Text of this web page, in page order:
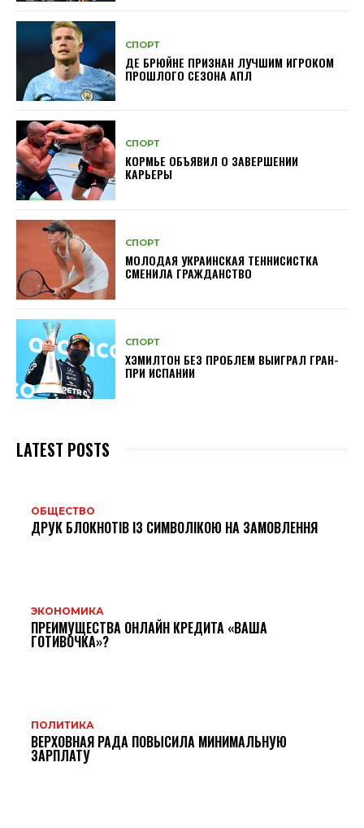
СПОРТ
ДЕ БРЮЙНЕ ПРИЗНАН ЛУЧШИМ ИГРОКОМ
ПРОШЛОГО СЕЗОНА АПЛ
СПОРТ
КОРМЬЕ ОБЪЯВИЛ О ЗАВЕРШЕНИИ
КАРЬЕРЫ
СПОРТ
МОЛОДАЯ УКРАИНСКАЯ ТЕННИСИСТКА
СМЕНИЛА ГРАЖДАНСТВО
СПОРТ
ХЭМИЛТОН БЕЗ ПРОБЛЕМ ВЫИГРАЛ ГРАН-
ПРИ ИСПАНИИ
LATEST POSTS
ОБЩЕСТВО
ДРУК БЛОКНОТІВ ІЗ СИМВОЛІКОЮ НА ЗАМОВЛЕННЯ
ЭКОНОМИКА
ПРЕИМУЩЕСТВА ОНЛАЙН КРЕДИТА «ВАША
ГОТИВОЧКА»?
ПОЛИТИКА
ВЕРХОВНАЯ РАДА ПОВЫСИЛА МИНИМАЛЬНУЮ
ЗАРПЛАТУ